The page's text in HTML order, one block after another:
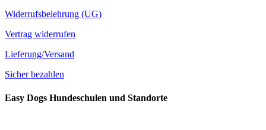
Widerrufsbelehrung (UG)
Vertrag widerrufen
Lieferung/Versand
Sicher bezahlen
Easy Dogs Hundeschulen und Standorte